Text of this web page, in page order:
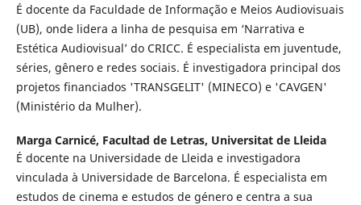
É docente da Faculdade de Informação e Meios Audiovisuais
(UB), onde lidera a linha de pesquisa em ‘Narrativa e
Estética Audiovisual’ do CRICC. É especialista em juventude,
séries, gênero e redes sociais. É investigadora principal dos
projetos financiados 'TRANSGELIT' (MINECO) e 'CAVGEN'
(Ministério da Mulher).
Marga Carnicé, Facultad de Letras, Universitat de Lleida
É docente na Universidade de Lleida e investigadora
vinculada à Universidade de Barcelona. É especialista em
estudos de cinema e estudos de género e centra a sua